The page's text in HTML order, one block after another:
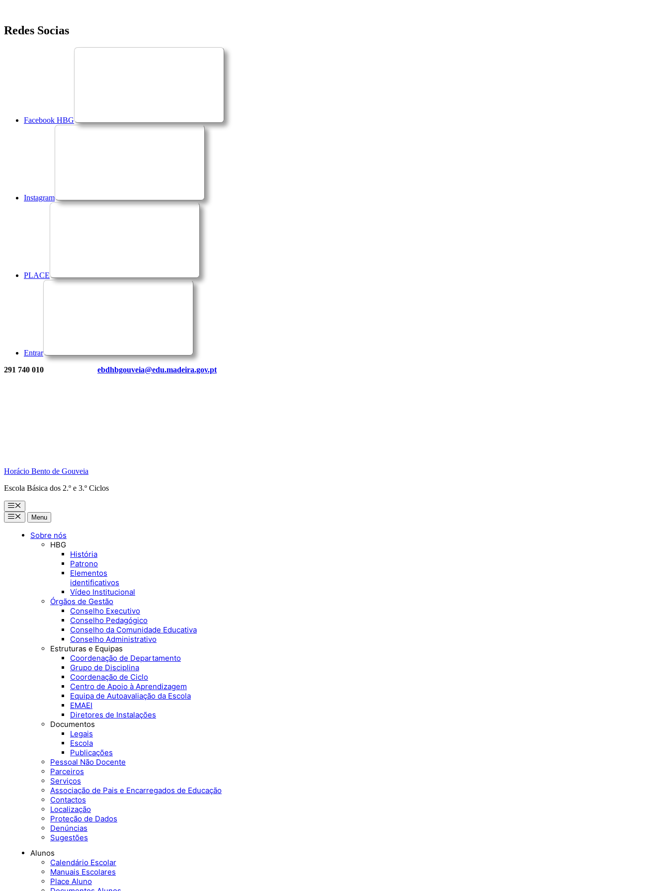
Saltar
para
Redes Socias
Facebook HBG
Instagram
PLACE
Entrar
291 740 010 ebdhbgouveia@edu.madeira.gov.pt
Horácio Bento de Gouveia
Escola Básica dos 2.º e 3.º Ciclos
Menu
MenuMenu
Sobre nós
HBG
História
Patrono
Elementos
identificativos
Vídeo Institucional
Órgãos de Gestão
Conselho Executivo
Conselho Pedagógico
Conselho da Comunidade Educativa
Conselho Administrativo
Estruturas e Equipas
Coordenação de Departamento
Grupo de Disciplina
Coordenação de Ciclo
Centro de Apoio à Aprendizagem
Equipa de Autoavaliação da Escola
EMAEI
Diretores de Instalações
Documentos
Legais
Escola
Publicações
Pessoal Não Docente
Parceiros
Serviços
Associação de Pais e Encarregados de Educação
Contactos
Localização
Proteção de Dados
Denúncias
Sugestões
Alunos
Calendário Escolar
Manuais Escolares
Place Aluno